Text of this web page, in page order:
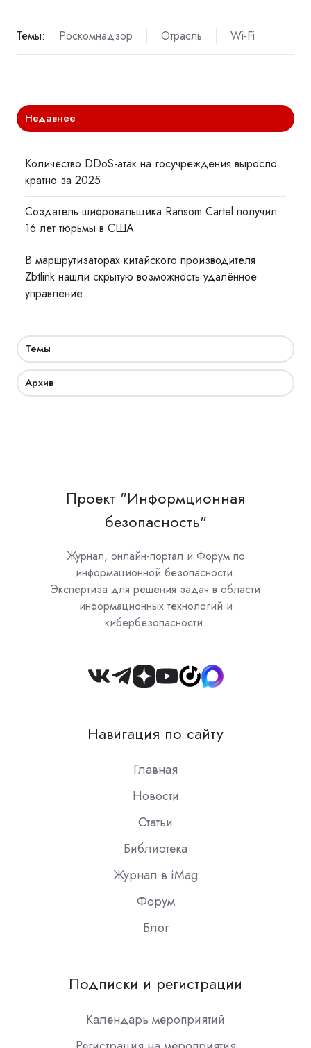
Темы: Роскомнадзор Отрасль Wi-Fi
Недавнее
Количество DDoS-атак на госучреждения выросло
кратно за 2025
Создатель шифровальщика Ransom Cartel получил
16 лет тюрьмы в США
В маршрутизаторах китайского производителя
Zbtlink нашли скрытую возможность удалённое
управление
Темы
Архив
Проект "Информционная
безопасность"
Журнал, онлайн-портал и Форум по
информационной безопасности.
Экспертиза для решения задач в области
информационных технологий и
кибербезопасности.
Join
Slack
Навигация по сайту
Главная
Новости
Статьи
Библиотека
Журнал в iMag
Форум
Блог
Подписки и регистрации
Календарь мероприятий